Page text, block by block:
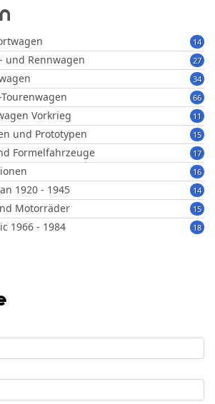
14
27
und Rennwagen
34
66
11
Vorkrieg
15
und Prototypen
17
Formelfahrzeuge
16
14
1920 - 1945
15
Motorräder
18
1966 - 1984